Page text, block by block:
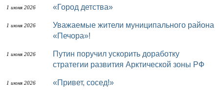
1 июня 2026 «Город детства»
1 июня 2026
Уважаемые жители муниципального района
«Печора»!
1 июня 2026
Путин поручил ускорить доработку
стратегии развития Арктической зоны РФ
1 июня 2026 «Привет, сосед!»